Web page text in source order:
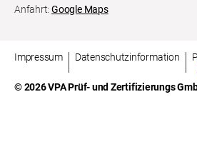
Anfahrt:Google Maps
Impressum Datenschutzinformation
© 2026 VPA Prüf- und Zertifizierungs